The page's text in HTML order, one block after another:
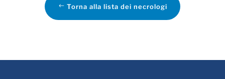
Torna alla lista dei necrologi